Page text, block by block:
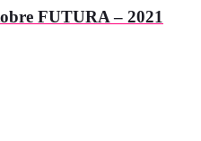
FUTURA – 2021